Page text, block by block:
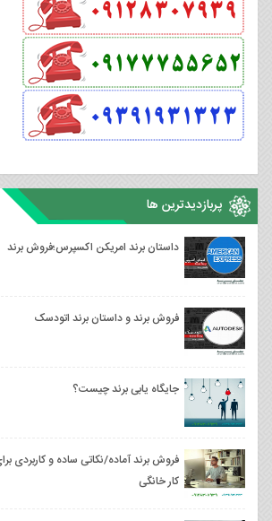
پربازدیدترین ها
داستان برند امریکن اکسپرس؛فروش برند
فروش برند و داستان برند اتودسک
جایگاه یابی برند چیست؟
فروش برند آماده/نکاتی ساده و کاربردی
کار خانگی